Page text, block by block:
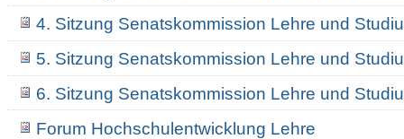
4. Sitzung Senatskommission Lehre und
5. Sitzung Senatskommission Lehre und
6. Sitzung Senatskommission Lehre und
Forum Hochschulentwicklung Lehre